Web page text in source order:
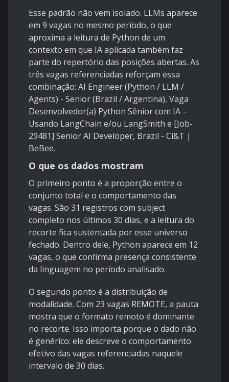
Esse padrão não vem isolado. LLMs aparece
em 9 vagas no mesmo período, o que
aproxima a leitura de Python de um
contexto em que IA aplicada também faz
parte do repertório das posições abertas. As
três vagas referenciadas reforçam essa
combinação: AI Engineer (Python / LLM /
Agents) - Senior (Brazil / Argentina), Vaga
Desenvolvedor(a) Python Sênior com IA –
Usando LangChain e/ou LangSmith e [Job-
29481] Senior AI Developer, Brazil - Ci&T |
BeBee.
O que os dados mostram
O primeiro ponto é a proporção entre o
conjunto total e o comportamento das
vagas. São 31 registros com subject
completo nos últimos 30 dias, e a leitura do
recorte fica sustentada por esse universo
fechado. Dentro dele, Python aparece em 12
vagas, o que confirma presença consistente
da linguagem no período analisado.
O segundo ponto é a distribuição de
modalidade. Com 23 vagas REMOTE, a pauta
mostra que o formato remoto é dominante
no recorte. Isso importa porque o dado não
é genérico: ele descreve o comportamento
efetivo das vagas referenciadas naquele
intervalo de 30 dias.